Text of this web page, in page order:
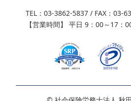
03-3862-5837
TEL： 03-3862-5837 / FAX：03-
【営業時間】 平日 9：00～17：